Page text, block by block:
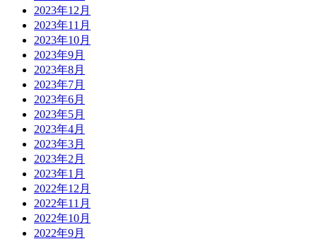
2023年12月
2023年11月
2023年10月
2023年9月
2023年8月
2023年7月
2023年6月
2023年5月
2023年4月
2023年3月
2023年2月
2023年1月
2022年12月
2022年11月
2022年10月
2022年9月